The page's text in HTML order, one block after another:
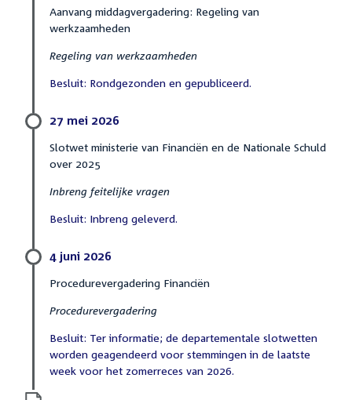
Aanvang middagvergadering: Regeling van
werkzaamheden
Regeling van werkzaamheden
Besluit: Rondgezonden en gepubliceerd.
27 mei 2026
Slotwet ministerie van Financiën en de Nationale Schuld
over 2025
Inbreng feitelijke vragen
Besluit: Inbreng geleverd.
4 juni 2026
Procedurevergadering Financiën
Procedurevergadering
Besluit: Ter informatie; de departementale slotwetten
worden geagendeerd voor stemmingen in de laatste
week voor het zomerreces van 2026.